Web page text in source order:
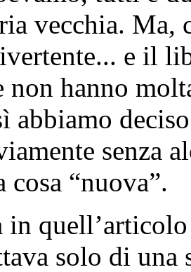
vecchia. Ma,
e il
non hanno
abbiamo
senza
cosa “nuova”.
in
solo di una